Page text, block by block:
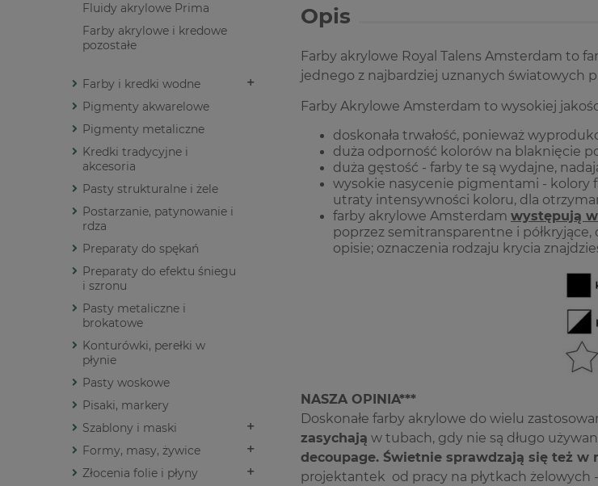
Fluidy akrylowe Prima
Farby akrylowe i kredowe
pozostałe
Farby i kredki wodne
Pigmenty akwarelowe
Pigmenty metaliczne
Kredki tradycyjne i
akcesoria
Pasty strukturalne i żele
Postarzanie, patynowanie i
rdza
Preparaty do spękań
Preparaty do efektu śniegu
i szronu
Pasty metaliczne i
brokatowe
Konturówki, perełki w
płynie
Pasty woskowe
Pisaki, markery
Szablony i maski
Formy, masy, żywice
Złocenia folie i płyny
Opis
Farby akrylowe Royal Talens Amsterdam to
jednego z najbardziej uznanych światowych
Farby Akrylowe Amsterdam to wysokiej
doskonała trwałość, ponieważ
duża odporność kolorów na blaknięcie
duża gęstość - farby te są wydajne,
wysokie nasycenie pigmentami - kolory
utraty intensywności koloru, dla
farby akrylowe Amsterdam występują
poprzez semitransparentne i
opisie; oznaczenia rodzaju krycia
NASZA OPINIA***
Doskonałe farby akrylowe do wielu
zasychają w tubach, gdy nie są długo
decoupage. Świetnie sprawdzają się też w
projektantek od pracy na płytkach